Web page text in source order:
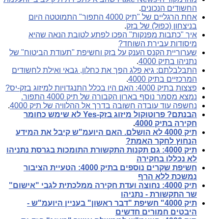
החשודים הנכונים.
אחת הרגליים של "תיק 4000 התפור" התמוטטה היום
בניצחון (כפול) של בזק.
איך "כתבות מפנקות" הפכו לפתע לטובת הנאה שהיא
מיסודות עבירת השוחד?
שערוריית הקנס הענק על בזק וחשיפת "תעודת הביטוח" של
נתניהו בתיק 4000
.
התבלבלתם: גיא פלג הפך את כחלון, גבאי ואילת לחשודים
המרכזיים בתיק 4000
.
פצצות בתיק 4000: האם היו בכלל התנגדויות למיזוג בזק-יס?
נמצא מסמר נוסף בארון הקבורה של תיק 4000 התפור.
נחשפה עוד עובדה חשובה בדרך אל ההלוויה של תיק 4000
.
הבנתם? פרוטוקול מיזוג בזק-Yes לא שימש כחומר
חקירה בתיק 4000
.
תיק 4000 לא הושלם. האם היועמ"ש קיבל את המידע
הנחוץ לחקר האמת?
תיק 4000: גם תקנות התקשורת התומכות בגרסת נתניהו
לא נכללו בחקירה
חשיפת שקרים נוספים בתיק 4000: הטעיית הציבור
נמשכת ללא הרף
תיק 4000: נחוצה ועדת חקירה ממלכתית לגבי "אישום"
שר התקשורת - נתניהו
תיק 4000" חשיפת "דבר ראשון" בעניין היועמ"ש -
היבטים חמורים חדשים